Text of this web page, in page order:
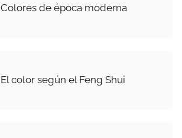
Colores de época moderna
El color según el Feng Shui